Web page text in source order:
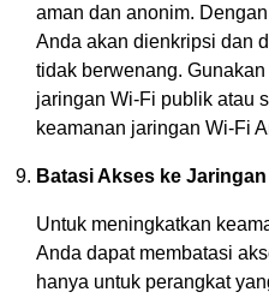
aman dan anonim.
Anda akan dienkripsi dan
tidak berwenang.
jaringan Wi-Fi publik atau
keamanan jaringan Wi-Fi
Batasi Akses ke
Untuk meningkatkan
Anda dapat membatasi
hanya untuk perangkat